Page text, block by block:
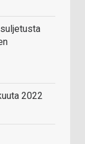
2022